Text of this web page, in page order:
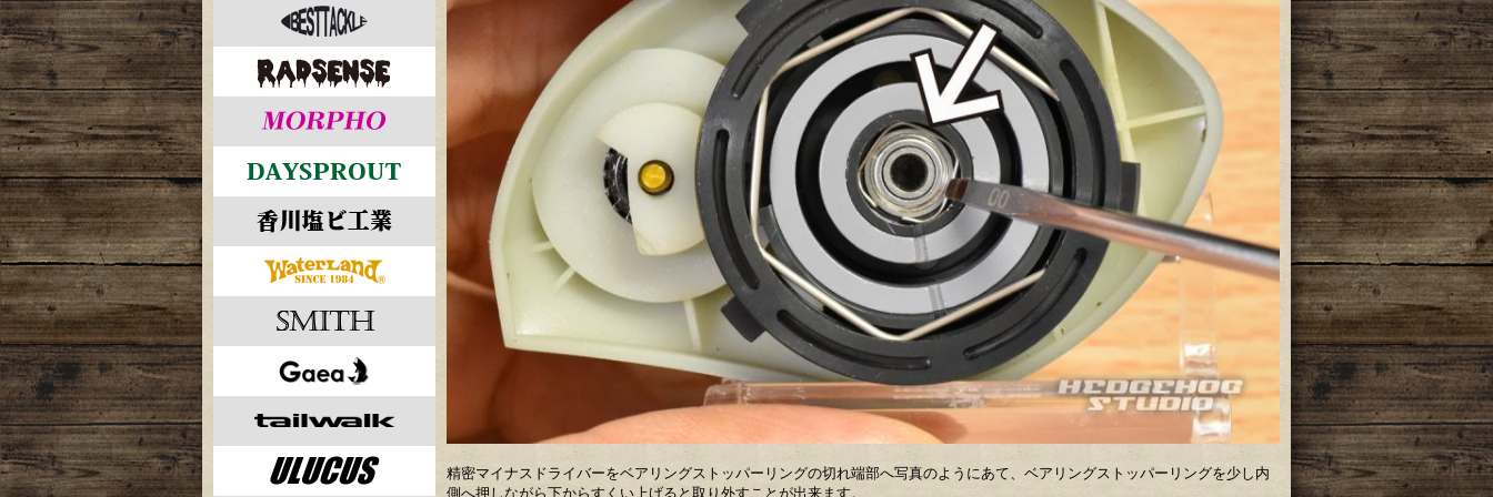
精密マイナスドライバーをベアリングストッパーリングの切れ端部へ写真のようにあて、ベアリングストッパーリングを少し内
側へ押しながら下からすくい上げると取り外すことが出来ます。